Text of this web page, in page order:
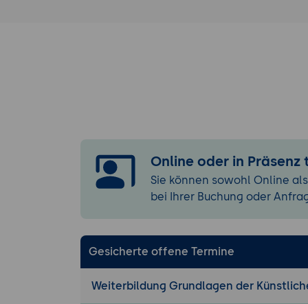
Daten
Roboter.
Robotik,
Praxisübung
Anwendung
Online oder in Präsenz
Sie können sowohl Online
bei Ihrer Buchung oder
Gesicherte offene Termine
Weiterbildung Grundlagen der